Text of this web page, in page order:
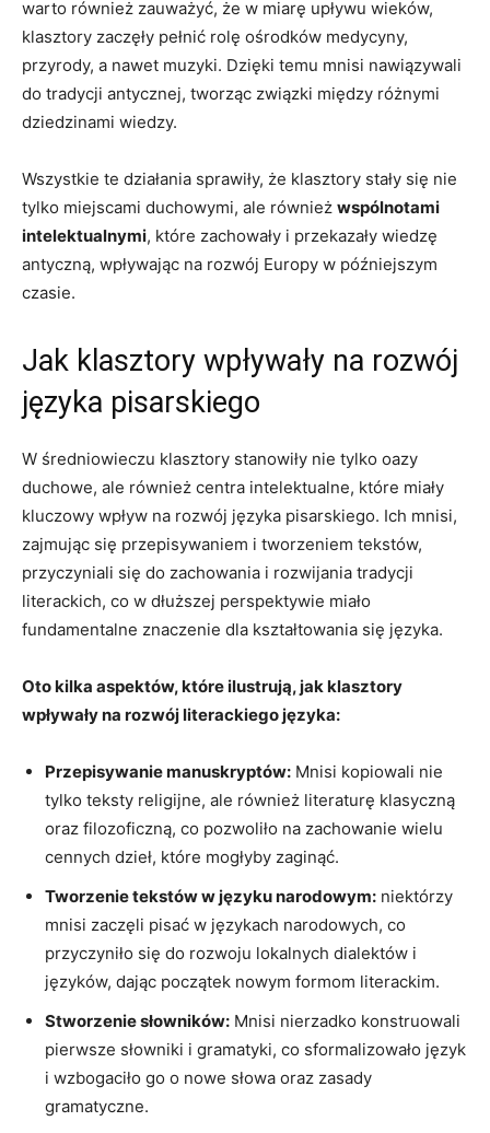
warto również zauważyć, że w miarę upływu wieków,
klasztory zaczęły pełnić rolę ośrodków medycyny,
przyrody, a nawet muzyki. Dzięki temu mnisi nawiązywali
do tradycji antycznej, tworząc związki między różnymi
dziedzinami wiedzy.
Wszystkie te działania sprawiły, że klasztory stały się nie
tylko miejscami duchowymi, ale również wspólnotami
intelektualnymi, które zachowały i przekazały wiedzę
antyczną, wpływając na rozwój Europy w późniejszym
czasie.
Jak klasztory wpływały na rozwój
języka pisarskiego
W średniowieczu klasztory stanowiły nie tylko oazy
duchowe, ale również centra intelektualne, które miały
kluczowy wpływ na rozwój języka pisarskiego. Ich mnisi,
zajmując się przepisywaniem i tworzeniem tekstów,
przyczyniali się do zachowania i rozwijania tradycji
literackich, co w dłuższej perspektywie miało
fundamentalne znaczenie dla kształtowania się języka.
Oto kilka aspektów, które ilustrują, jak klasztory
wpływały na rozwój literackiego języka:
Przepisywanie manuskryptów: Mnisi kopiowali nie
tylko teksty religijne, ale również literaturę klasyczną
oraz filozoficzną, co pozwoliło na zachowanie wielu
cennych dzieł, które mogłyby zaginąć.
Tworzenie tekstów w języku narodowym: niektórzy
mnisi zaczęli pisać w językach narodowych, co
przyczyniło się do rozwoju lokalnych dialektów i
języków, dając początek nowym formom literackim.
Stworzenie słowników: Mnisi nierzadko konstruowali
pierwsze słowniki i gramatyki, co sformalizowało język
i wzbogaciło go o nowe słowa oraz zasady
gramatyczne.